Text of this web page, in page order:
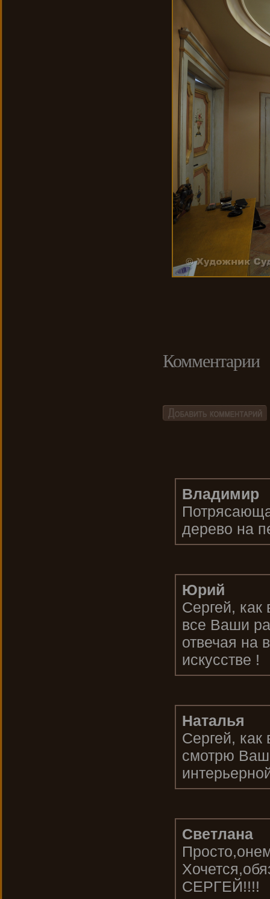
Комментарии
Владимир
дерево на
Юрий
Сергей, как
все Ваши
отвечая на
искусстве !
Наталья
Сергей, как
смотрю
Светлана
СЕРГЕЙ!!!!